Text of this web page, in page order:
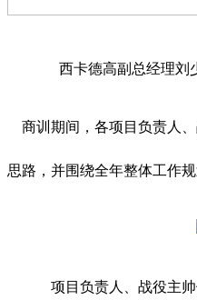
西卡德高副总经理刘
商训期间，各项目负责人
思路，并围绕全年整体工作
项目负责人、战役主